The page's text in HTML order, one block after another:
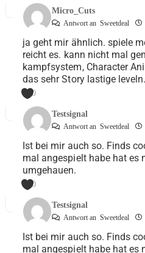
Micro_Cuts
Antwort an Sweetdeal
ja geht mir ähnlich. spiele
reicht es. kann nicht mal
kampfsystem, Character
das sehr Story lastige leveln.
0
Testsignal
Antwort an Sweetdeal
Ist bei mir auch so. Finds
mal angespielt habe hat es
umgehauen.
0
Testsignal
Antwort an Sweetdeal
Ist bei mir auch so. Finds
mal angespielt habe hat es